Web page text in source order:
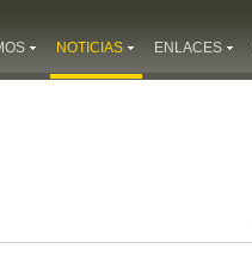
NOTICIAS ENLACES